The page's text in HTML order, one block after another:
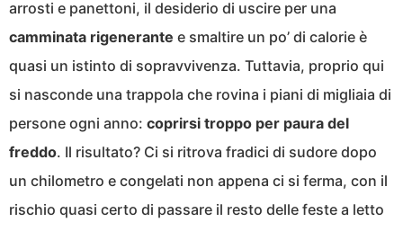
arrosti e panettoni, il desiderio di uscire per una
camminata rigenerante e smaltire un po’ di calorie è
quasi un istinto di sopravvivenza. Tuttavia, proprio qui
si nasconde una trappola che rovina i piani di migliaia di
persone ogni anno: coprirsi troppo per paura del
freddo. Il risultato? Ci si ritrova fradici di sudore dopo
un chilometro e congelati non appena ci si ferma, con il
rischio quasi certo di passare il resto delle feste a letto